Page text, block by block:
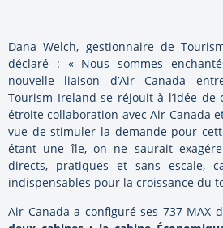
Dana Welch, gestionnaire de
déclaré : « Nous sommes
nouvelle liaison d’Air Canada
Tourism Ireland se réjouit à l’idée
étroite collaboration avec Air Canada
vue de stimuler la demande pour
étant une île, on ne saurait
directs, pratiques et sans escale,
indispensables pour la croissance du
Air Canada a configuré ses 737 MAX